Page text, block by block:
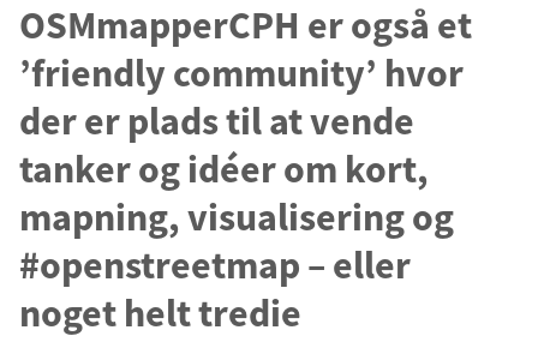
OSMmapperCPH er også et
’friendly community’ hvor
der er plads til at vende
tanker og idéer om kort,
mapning, visualisering og
#openstreetmap – eller
noget helt tredie